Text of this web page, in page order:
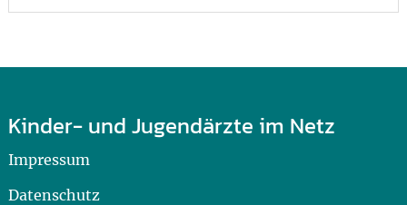
Kinder- und Jugendärzte im Netz
Impressum
Datenschutz